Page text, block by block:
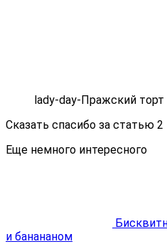
lady-day-Пражский торт
Сказать спасибо за статью 2
Еще немного интересного
и банананом